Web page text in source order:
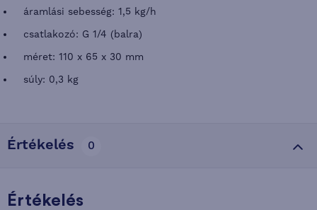
áramlási sebesség: 1,5 kg/h
csatlakozó: G 1/4 (balra)
méret: 110 x 65 x 30 mm
súly: 0,3 kg
Értékelés 0
Értékelés